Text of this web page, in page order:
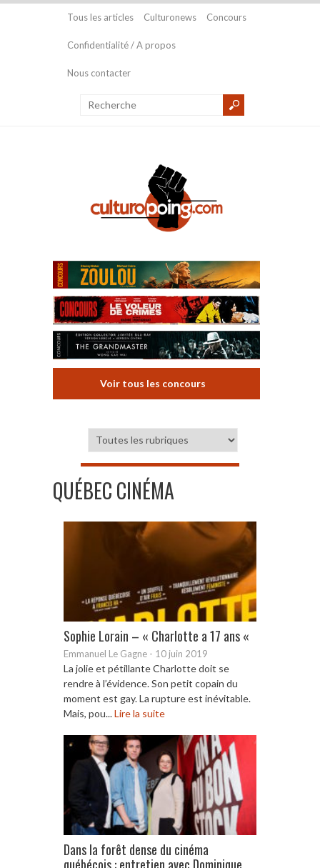
Tous les articles Culturonews Concours
Confidentialité / A propos
Nous contacter
Voir tous les concours
QUÉBEC CINÉMA
Sophie Lorain – « Charlotte a 17 ans «
Emmanuel Le Gagne - 10 juin 2019
La jolie et pétillante Charlotte doit se
rendre à l’évidence. Son petit copain du
moment est gay. La rupture est inévitable.
Mais, pou...Lire la suite
Dans la forêt dense du cinéma